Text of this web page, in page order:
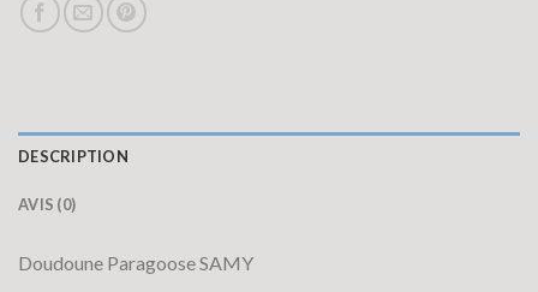
DESCRIPTION
AVIS (0)
Doudoune Paragoose SAMY